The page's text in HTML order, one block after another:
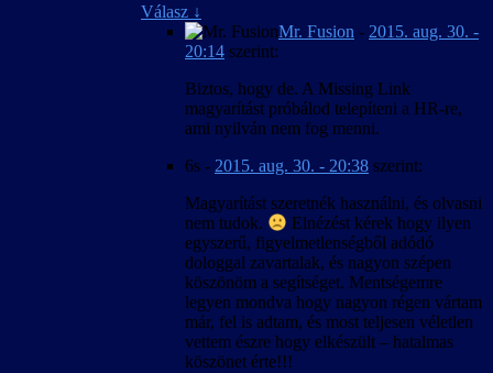
Válasz ↓
Mr. Fusion - 2015. aug. 30. -
20:14 szerint:
Biztos, hogy de. A Missing Link
magyarítást próbálod telepíteni a HR-re,
ami nyilván nem fog menni.
6s - 2015. aug. 30. - 20:38 szerint:
Magyarítást szeretnék használni, és olvasni
nem tudok.
Elnézést kérek hogy ilyen
egyszerű, figyelmetlenségből adódó
dologgal zavartalak, és nagyon szépen
köszönöm a segítséget. Mentségemre
legyen mondva hogy nagyon régen vártam
már, fel is adtam, és most teljesen véletlen
vettem észre hogy elkészült – hatalmas
köszönet érte!!!